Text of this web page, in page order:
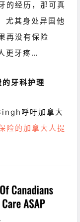
的经历，那可真
尤其身处异国他
再没有保险
更牙疼…
牙科护理
呼吁加拿大
险的加拿大人提